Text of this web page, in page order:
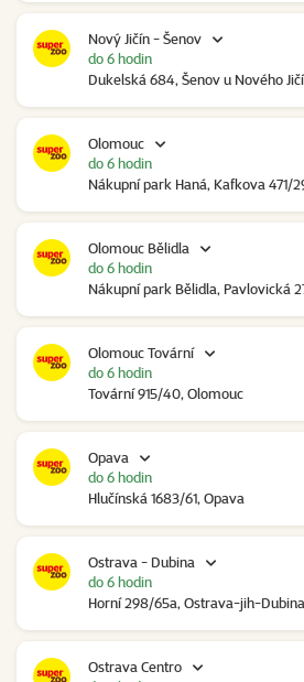
Nový Jičín - Šenov
Dukelská 684, Šenov u Nového
do 6 hodin
Olomouc
Nákupní park Haná, Kafkova 471/
do 6 hodin
Olomouc Bělidla
Nákupní park Bělidla, Pavlovická
do 6 hodin
Olomouc Tovární
Tovární 915/40, Olomouc
do 6 hodin
Opava
Hlučínská 1683/61, Opava
do 6 hodin
Ostrava - Dubina
Horní 298/65a, Ostrava-jih-Dubina
do 6 hodin
Ostrava Centro